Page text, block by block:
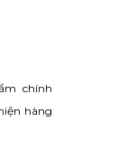
chính
hàng